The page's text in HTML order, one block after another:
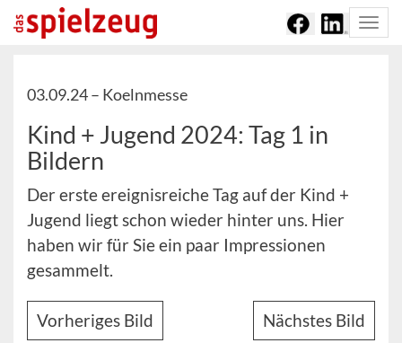
03.09.24 – Koelnmesse
Kind + Jugend 2024: Tag 1 in
Bildern
Der erste ereignisreiche Tag auf der Kind +
Jugend liegt schon wieder hinter uns. Hier
haben wir für Sie ein paar Impressionen
gesammelt.
Vorheriges Bild Nächstes Bild